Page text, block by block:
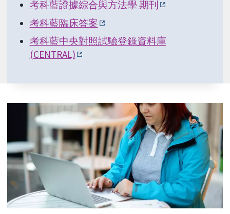
考科藍證據綜合與方法學 期刊
考科藍臨床答案
考科藍中央對照試驗登錄資料庫
(CENTRAL)